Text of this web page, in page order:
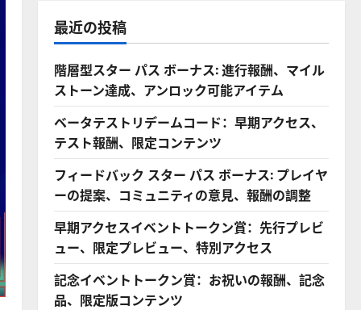
最近の投稿
階層型スター パス ボーナス: 進行報酬、マイル
ストーン達成、アンロック可能アイテム
ベータテストリデームコード：早期アクセス、
テスト報酬、限定コンテンツ
フィードバック スター パス ボーナス: プレイヤ
ーの提案、コミュニティの意見、報酬の調整
早期アクセスイベントトークン賞：先行プレビ
ュー、限定プレビュー、特別アクセス
記念イベントトークン賞：お祝いの報酬、記念
品、限定版コンテンツ